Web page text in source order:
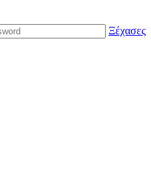
Ξέχασες